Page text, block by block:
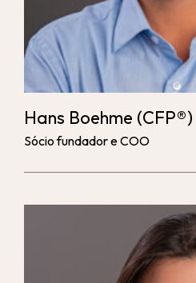
Hans Boehme (CFP®)
Sócio fundador e COO